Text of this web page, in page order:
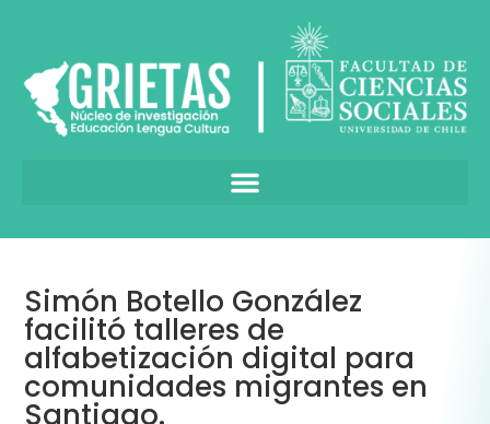
Simón Botello González
facilitó talleres de
alfabetización digital para
comunidades migrantes en
Santiago.